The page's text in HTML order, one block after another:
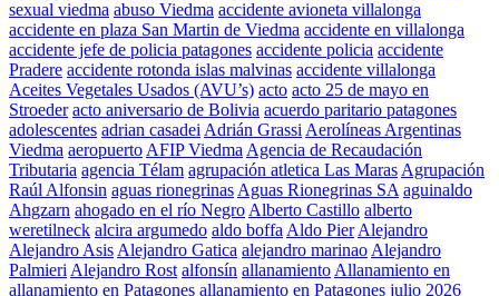
sexual viedma abuso Viedma accidente avioneta villalonga
accidente en plaza San Martin de Viedma accidente en villalonga
accidente jefe de policia patagones accidente policia accidente
Pradere accidente rotonda islas malvinas accidente villalonga
Aceites Vegetales Usados (AVU’s) acto acto 25 de mayo en
Stroeder acto aniversario de Bolivia acuerdo paritario patagones
adolescentes adrian casadei Adrián Grassi Aerolíneas Argentinas
Viedma aeropuerto AFIP Viedma Agencia de Recaudación
Tributaria agencia Télam agrupación atletica Las Maras Agrupación
Raúl Alfonsin aguas rionegrinas Aguas Rionegrinas SA aguinaldo
Ahgzarn ahogado en el río Negro Alberto Castillo alberto
weretilneck alcira argumedo aldo boffa Aldo Pier Alejandro
Alejandro Asis Alejandro Gatica alejandro marinao Alejandro
Palmieri Alejandro Rost alfonsín allanamiento Allanamiento en
allanamiento en Patagones allanamiento en Patagones julio 2026